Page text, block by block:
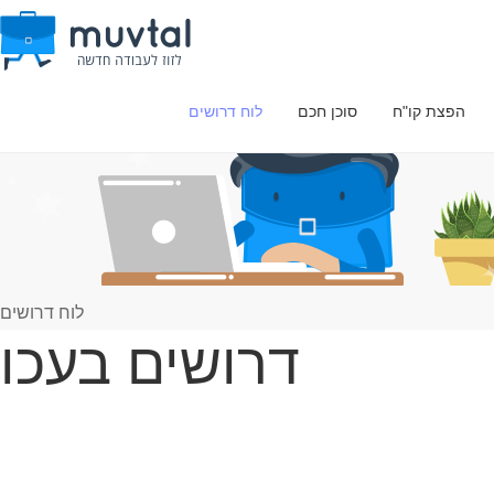
לוח דרושים סוכן חכם הפצת קו"ח
לוח דרושים
דרושים בעכו